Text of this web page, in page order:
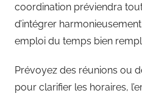
coordination préviendra
d’intégrer
emploi du temps bien
Prévoyez des réunions ou
pour clarifier les horaires,